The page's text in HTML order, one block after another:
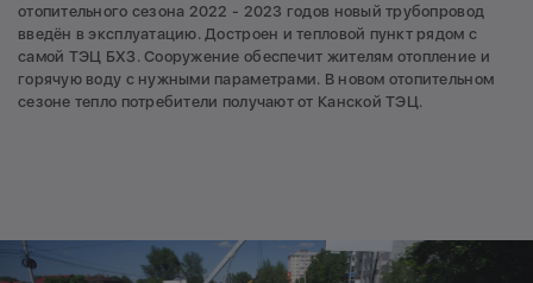
отопительного сезона 2022 - 2023 годов новый трубопровод
введён в эксплуатацию. Достроен и тепловой пункт рядом с
самой ТЭЦ БХЗ. Сооружение обеспечит жителям отопление и
горячую воду с нужными параметрами. В новом отопительном
сезоне тепло потребители получают от Канской ТЭЦ.